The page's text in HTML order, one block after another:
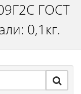
ГОСТ
0,1кг.